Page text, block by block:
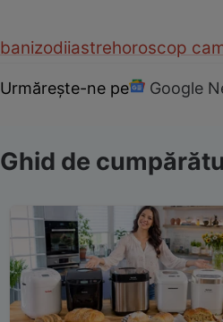
banizodiiastrehoroscop
Urmărește-ne pe Google
Ghid de